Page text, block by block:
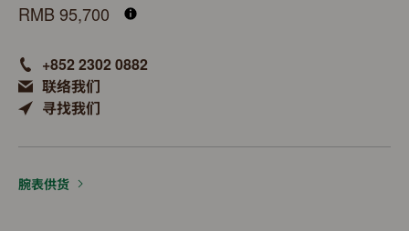
RMB 95,700
+852 2302 0882
联络我们
寻找我们
腕表供货